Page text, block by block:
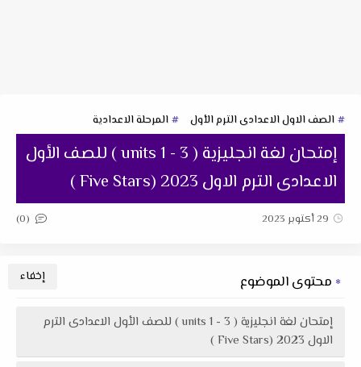
الصف الاول الاعدادى الترم الأول المرحلة الاعدادية
إمتحان لغة انجليزية ( units 1 - 3 ) للصف الأول
الاعدادى الترم الاول 2023 (Five Stars )
29 أكتوبر 2023 (0)
محتوى الموضوع
إمتحان لغة انجليزية ( units 1 - 3 ) للصف الأول الاعدادى الترم
الاول 2023 (Five Stars )